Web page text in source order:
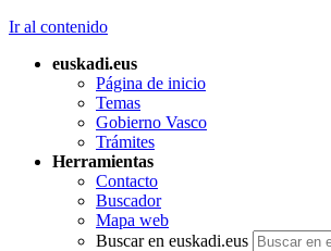
Ir al contenido
euskadi.eus
Página de inicio
Temas
Gobierno Vasco
Trámites
Herramientas
Contacto
Buscador
Mapa web
Buscar en euskadi.eus